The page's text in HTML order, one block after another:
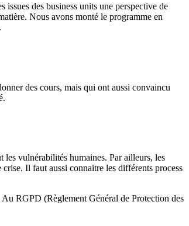
des business units une perspective de
Nous avons monté le programme en
des cours, mais qui ont aussi convaincu
les vulnérabilités humaines. Par ailleurs, les
Il faut aussi connaitre les différents process
RGPD (Règlement Général de Protection des